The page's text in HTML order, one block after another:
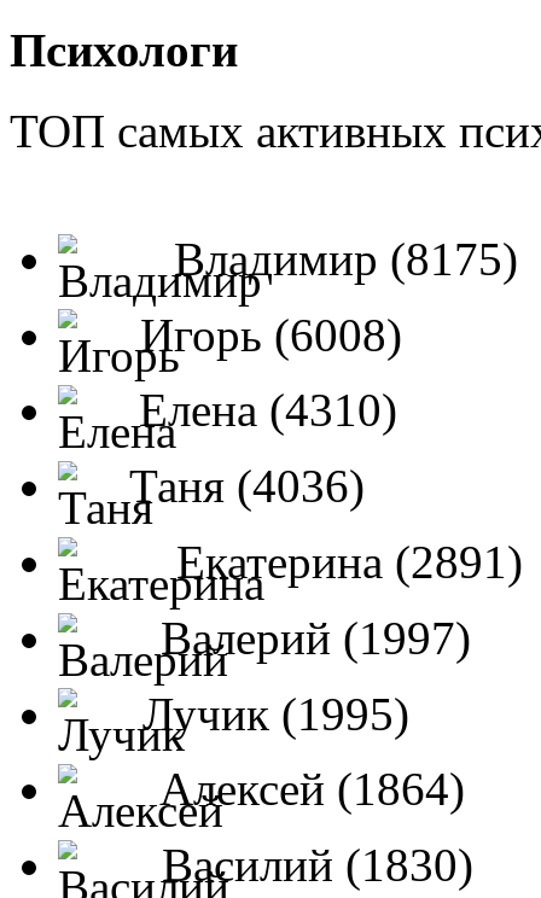
Психологи
ТОП самых активных
Владимир (8175)
Игорь (6008)
Елена (4310)
Таня (4036)
Екатерина (2891)
Валерий (1997)
Лучик (1995)
Алексей (1864)
Василий (1830)